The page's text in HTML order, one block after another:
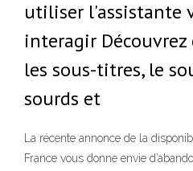
utiliser l'assistante
interagir
les sous-titres, le
sourds et
La récente annonce de la
France vous donne envie